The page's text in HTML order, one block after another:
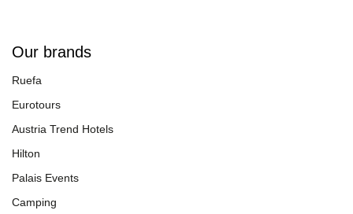
Our brands
Ruefa
Eurotours
Austria Trend Hotels
Hilton
Palais Events
Camping